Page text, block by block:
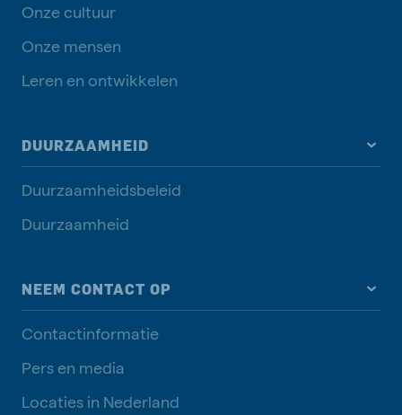
Onze cultuur
Onze mensen
Leren en ontwikkelen
DUURZAAMHEID
Duurzaamheidsbeleid
Duurzaamheid
NEEM CONTACT OP
Contactinformatie
Pers en media
Locaties in Nederland